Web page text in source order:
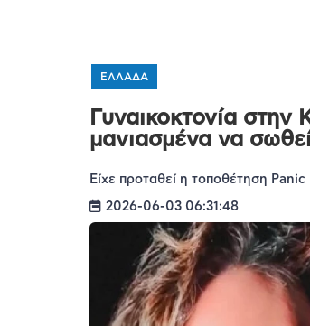
ΕΛΛΑΔΑ
Γυναικοκτονία
μανιασμένα να
Είχε προταθεί η τοποθέτηση
2026-06-03 06:31:48